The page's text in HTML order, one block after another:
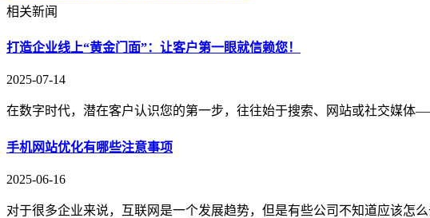
相关新闻
打造企业线上“黄金门面”：让客户第一眼就信赖您！
2025-07-14
在数字时代，潜在客户认识您的第一步，往往始于搜索、网站或社交媒体
手机网站优化有哪些注意事项
2025-06-16
对于很多企业来说，互联网是一个发展趋势，但是有些公司不知道应该怎